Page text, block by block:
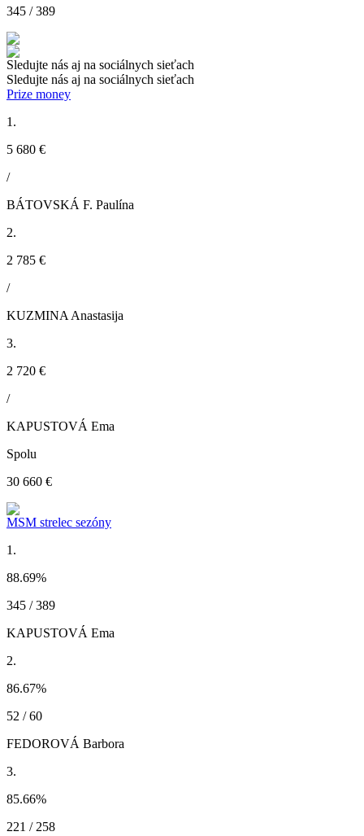
345 / 389
Sledujte nás aj na sociálnych sieťach
Sledujte nás aj na sociálnych sieťach
Prize money
1.
5 680 €
/
BÁTOVSKÁ F. Paulína
2.
2 785 €
/
KUZMINA Anastasija
3.
2 720 €
/
KAPUSTOVÁ Ema
Spolu
30 660 €
MSM strelec sezóny
1.
88.69%
345 / 389
KAPUSTOVÁ Ema
2.
86.67%
52 / 60
FEDOROVÁ Barbora
3.
85.66%
221 / 258